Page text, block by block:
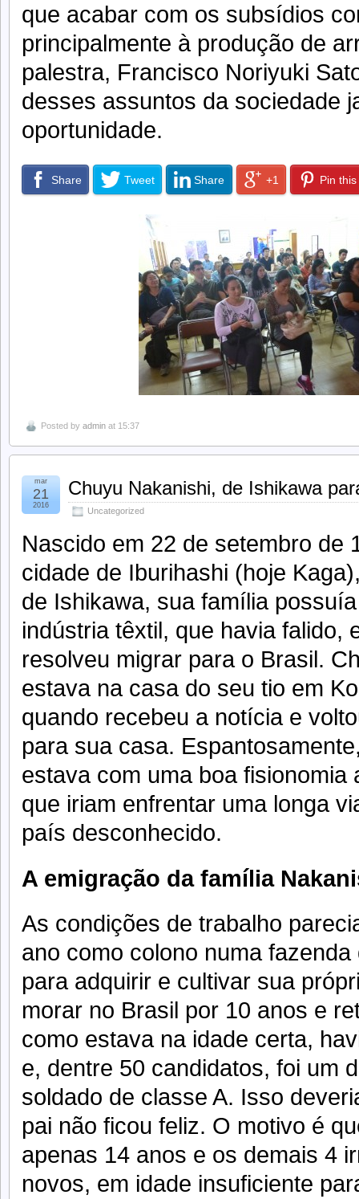
que acabar com os subsídios
principalmente à produção de
palestra, Francisco Noriyuki
desses assuntos da sociedade
oportunidade.
Share Tweet Share +1 Pin this
Posted by admin at 15:37
Chuyu Nakanishi, de Ishikawa
Uncategorized
mar
21
2016
Nascido em 22 de setembro de
cidade de Iburihashi (hoje
de Ishikawa, sua família
indústria têxtil, que havia falido,
resolveu migrar para o Brasil.
estava na casa do seu tio em
quando recebeu a notícia e
para sua casa.
estava com uma boa fisionomia
que iriam enfrentar uma longa
país desconhecido.
A emigração da família
As condições de trabalho
ano como colono numa
para adquirir e cultivar sua
morar no Brasil por 10 anos e
como estava na idade certa,
e, dentre 50 candidatos, foi um
soldado de classe A. Isso
pai não ficou feliz. O motivo é
apenas 14 anos e os demais 4
novos, em idade insuficiente